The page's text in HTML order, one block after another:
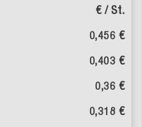
€ / St.
0,456 €
0,403 €
0,36 €
0,318 €